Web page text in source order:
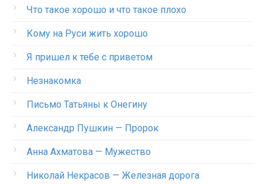
Что такое хорошо и что такое плохо
Кому на Руси жить хорошо
Я пришел к тебе с приветом
Незнакомка
Письмо Татьяны к Онегину
Александр Пушкин — Пророк
Анна Ахматова — Мужество
Николай Некрасов — Железная дорога